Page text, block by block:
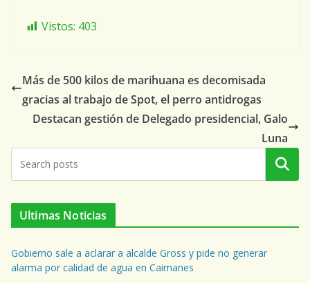
Vistos: 403
Más de 500 kilos de marihuana es decomisada
gracias al trabajo de Spot, el perro antidrogas
Destacan gestión de Delegado presidencial, Galo
Luna
Buscar
Ultimas Noticias
Gobierno sale a aclarar a alcalde Gross y pide no generar
alarma por calidad de agua en Caimanes